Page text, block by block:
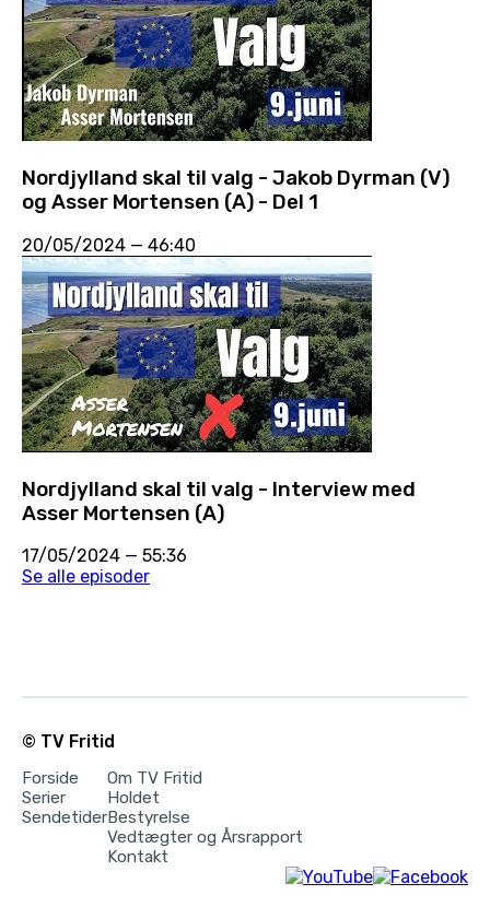
Nordjylland skal til valg - Jakob Dyrman (V)
og Asser Mortensen (A) - Del 1
20/05/2024 — 46:40
Nordjylland skal til valg - Interview med
Asser Mortensen (A)
17/05/2024 — 55:36
Se alle episoder
© TV Fritid
Forside
Serier
Sendetider
Om TV Fritid
Holdet
Bestyrelse
Vedtægter og Årsrapport
Kontakt